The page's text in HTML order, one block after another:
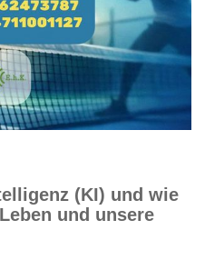
(KI) und wie
und unsere